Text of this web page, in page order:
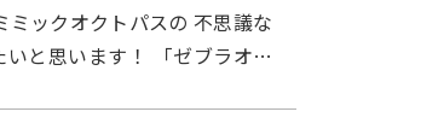
ラ。葉の形が袋のようになっ
っているので、入り込んだ昆
ね。 では、次回またお会い
ミックオクトパスの 不思議な
と思います！ 「ゼブラオク